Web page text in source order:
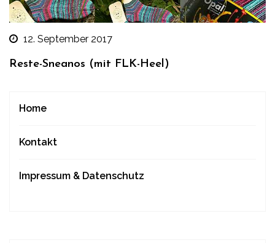
12. September 2017
Reste-Sneanos (mit FLK-Heel)
Home
Kontakt
Impressum & Datenschutz